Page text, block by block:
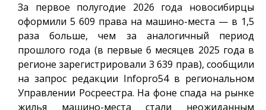
За первое полугодие 2026 года новосибирцы
оформили 5 609 права на машино-места — в 1,5
раза больше, чем за аналогичный период
прошлого года (в первые 6 месяцев 2025 года в
регионе зарегистрировали 3 639 прав), сообщили
на запрос редакции Infopro54в региональном
Управлении Росреестра. На фоне спада на рынке
жилья машино-места стали неожиданным